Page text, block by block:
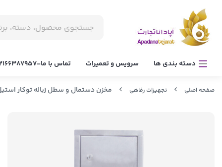
دسته بندی ها سرویس و تعمیرات تماس با ما-02166387957
صفحه اصلی تجهیزات رفاهی مخزن دستمال و سطل زباله توکار